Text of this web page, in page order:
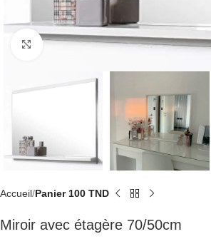
Click to enlarge
Accueil Panier 100 TND
Miroir avec étagère 70/50cm